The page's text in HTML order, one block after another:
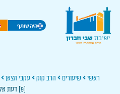
היה שותף
ראשי שיעורים הרב קוק עקבי הצאן
[9] דעת אלוקים